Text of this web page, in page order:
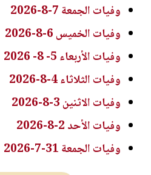
وفيات الجمعة 7-8-2026
وفيات الخميس 6-8-2026
وفيات الأربعاء 5- 8- 2026
وفيات الثلاثاء 4-8-2026
وفيات الاثنين 3-8-2026
وفيات الأحد 2-8-2026
وفيات الجمعة 31-7-2026